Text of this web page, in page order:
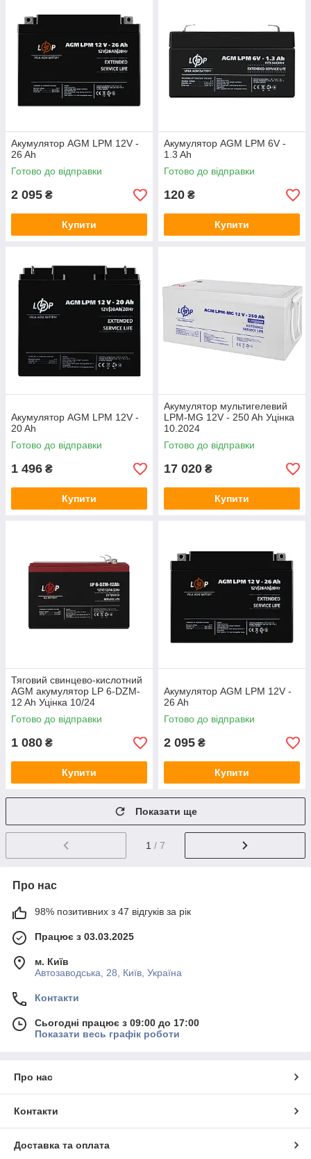
Акумулятор AGM LPM 12V -
26 Ah
Готово до відправки
2 095 ₴
Купити
Акумулятор AGM LPM 6V -
1.3 Ah
Готово до відправки
120 ₴
Купити
Акумулятор AGM LPM 12V -
20 Ah
Готово до відправки
1 496 ₴
Купити
Акумулятор мультигелевий
LPM-MG 12V - 250 Ah Уцінка
10.2024
Готово до відправки
17 020 ₴
Купити
Тяговий свинцево-кислотний
AGM акумулятор LP 6-DZM-
12 Ah Уцінка 10/24
Готово до відправки
1 080 ₴
Купити
Акумулятор AGM LPM 12V -
26 Ah
Готово до відправки
2 095 ₴
Купити
Показати ще
1 / 7
Про нас
98% позитивних з 47 відгуків за рік
Працює з 03.03.2025
м. Київ
Автозаводська, 28, Київ, Україна
Контакти
Сьогодні працює з 09:00 до 17:00
Показати весь графік роботи
Про нас
Контакти
Доставка та оплата